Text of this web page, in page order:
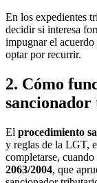
En los expedientes
decidir si interesa
impugnar el
optar por recurrir.
2. Cómo
El procedimiento
y reglas de la LGT,
completarse,
2063/2004, que